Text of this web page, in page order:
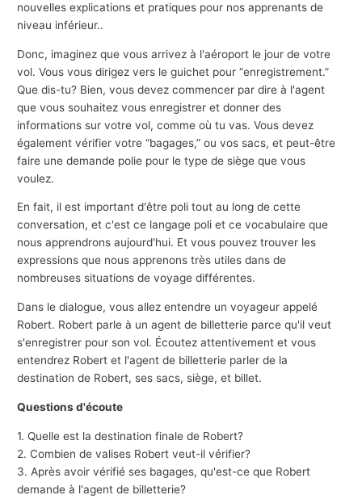
nouvelles explications et pratiques pour nos apprenants de
niveau inférieur..
Donc, imaginez que vous arrivez à l'aéroport le jour de votre
vol. Vous vous dirigez vers le guichet pour “enregistrement.”
Que dis-tu? Bien, vous devez commencer par dire à l'agent
que vous souhaitez vous enregistrer et donner des
informations sur votre vol, comme où tu vas. Vous devez
également vérifier votre “bagages,” ou vos sacs, et peut-être
faire une demande polie pour le type de siège que vous
voulez.
En fait, il est important d'être poli tout au long de cette
conversation, et c'est ce langage poli et ce vocabulaire que
nous apprendrons aujourd'hui. Et vous pouvez trouver les
expressions que nous apprenons très utiles dans de
nombreuses situations de voyage différentes.
Dans le dialogue, vous allez entendre un voyageur appelé
Robert. Robert parle à un agent de billetterie parce qu'il veut
s'enregistrer pour son vol. Écoutez attentivement et vous
entendrez Robert et l'agent de billetterie parler de la
destination de Robert, ses sacs, siège, et billet.
Questions d'écoute
1. Quelle est la destination finale de Robert?
2. Combien de valises Robert veut-il vérifier?
3. Après avoir vérifié ses bagages, qu'est-ce que Robert
demande à l'agent de billetterie?